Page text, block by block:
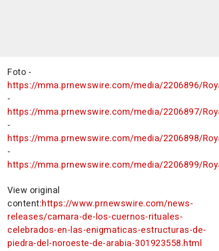
Foto -
https://mma.prnewswire.com/media/2206896/
-
https://mma.prnewswire.com/media/2206897/
-
https://mma.prnewswire.com/media/2206898/
-
https://mma.prnewswire.com/media/2206899/
View original
content:https://www.prnewswire.com/news-
releases/camara-de-los-cuernos-rituales-
celebrados-en-las-enigmaticas-estructuras-de-
piedra-del-noroeste-de-arabia-301923558.html